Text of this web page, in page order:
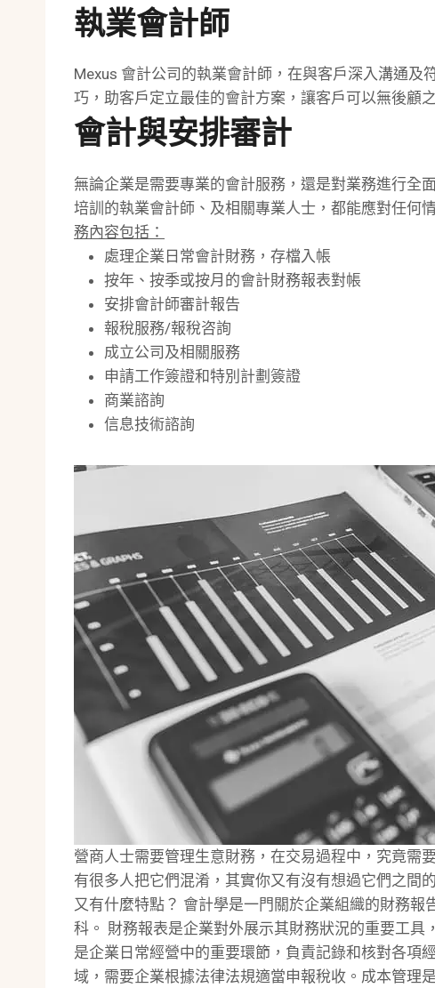
執業會計師
Mexus 會計公司的執業會計師，在與客戶深入溝通
巧，助客戶定立最佳的會計方案，讓客戶可以無後顧
會計與安排審計
無論企業是需要專業的會計服務，還是對業務進行全
培訓的執業會計師、及相關專業人士，都能應對任何
務內容包括：
處理企業日常會計財務，存檔入帳
按年、按季或按月的會計財務報表對帳
安排會計師審計報告
報稅服務/報稅咨詢
成立公司及相關服務
申請工作簽證和特別計劃簽證
商業諮詢
信息技術諮詢
營商人士需要管理生意財務，在交易過程中，究竟需
有很多人把它們混淆，其實你又有沒有想過它們之間
又有什麼特點？ 會計學是一門關於企業組織的財務
科。 財務報表是企業對外展示其財務狀況的重要工
是企業日常經營中的重要環節，負責記錄和核對各項
域，需要企業根據法律法規適當申報稅收。成本管理